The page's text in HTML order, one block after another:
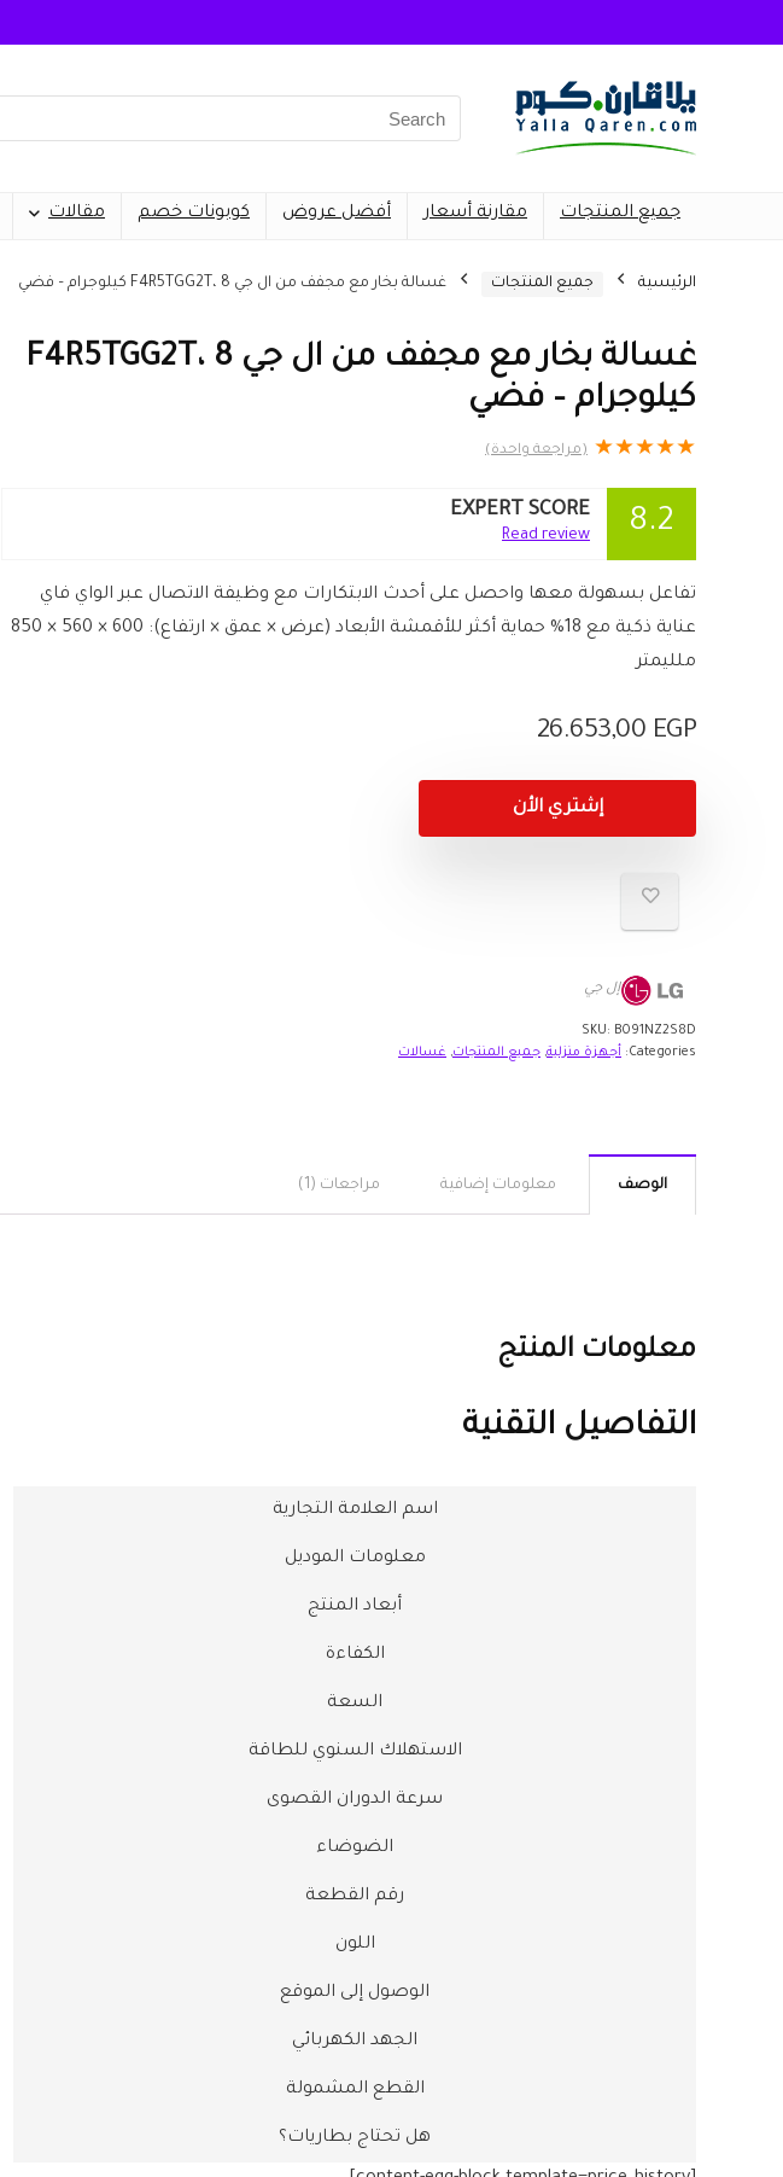
for:
جميع المنتجات مقارنة أسعار أفضل عروض كوبونات خصم مقالات
الرئيسية جميع المنتجات غسالة بخار مع مجفف من ال جي F4R5TGG2T، 8 كيلوجرام – فضي
غسالة بخار مع مجفف من ال جي F4R5TGG2T، 8
كيلوجرام – فضي
★
★
★
★
★ (مراجعة واحدة)
8.2
EXPERT SCORE
Read review
تفاعل بسهولة معها واحصل على أحدث الابتكارات مع وظيفة الاتصال عبر الواي فاي
عناية ذكية مع 18% حماية أكثر للأقمشة الأبعاد (عرض × عمق × ارتفاع): 600 × 560 × 850
ملليمتر
26.653,00 EGP
إشتري الأن
إل جي
SKU: B091NZ2S8D
Categories:
أجهزة منزلية, جميع المنتجات, غسالات
الوصف معلومات إضافية مراجعات (1)
معلومات المنتج
التفاصيل التقنية
اسم العلامة التجارية
معلومات الموديل
أبعاد المنتج
الكفاءة
السعة
الاستهلاك السنوي للطاقة
سرعة الدوران القصوى
الضوضاء
رقم القطعة
اللون
الوصول إلى الموقع
الجهد الكهربائي
القطع المشمولة
هل تحتاج بطاريات؟